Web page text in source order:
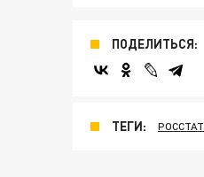
ПОДЕЛИТЬСЯ:
ТЕГИ: РОССТАТ